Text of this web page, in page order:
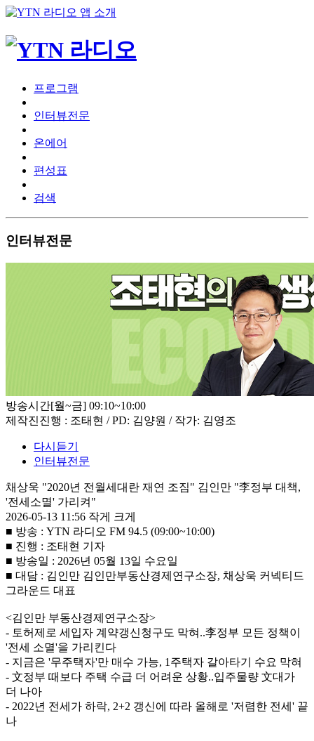
프로그램
인터뷰전문
온에어
편성표
검색
인터뷰전문
방송시간[월~금] 09:10~10:00
제작진진행 : 조태현 / PD: 김양원 / 작가: 김영조
다시듣기
인터뷰전문
채상욱 "2020년 전월세대란 재연 조짐" 김인만 "李정부 대책,
'전세소멸' 가리켜"
2026-05-13 11:56 작게
크게
■ 방송 : YTN 라디오 FM 94.5 (09:00~10:00)
■ 진행 : 조태현 기자
■ 방송일 : 2026년 05월 13일 수요일
■ 대담 : 김인만 김인만부동산경제연구소장, 채상욱 커넥티드
그라운드 대표
<김인만 부동산경제연구소장>
- 토허제로 세입자 계약갱신청구도 막혀..李정부 모든 정책이
'전세 소멸'을 가리킨다
- 지금은 '무주택자'만 매수 가능, 1주택자 갈아타기 수요 막혀
- 文정부 때보다 주택 수급 더 어려운 상황..입주물량 文대가
더 나아
- 2022년 전세가 하락, 2+2 갱신에 따라 올해로 '저렴한 전세' 끝
나